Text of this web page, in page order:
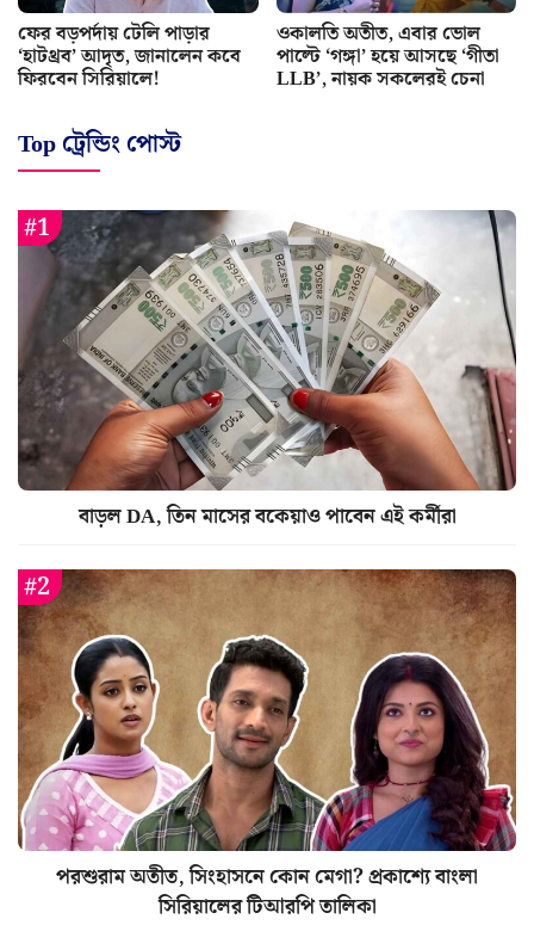
ফের বড়পর্দায় টেলি পাড়ার
‘হাটথ্রব’ আদৃত, জানালেন কবে
ফিরবেন সিরিয়ালে!
ওকালতি অতীত, এবার ভোল
পাল্টে ‘গঙ্গা’ হয়ে আসছে ‘গীতা
LLB’, নায়ক সকলেরই চেনা
Top ট্রেন্ডিং পোস্ট
বাড়ল DA, তিন মাসের বকেয়াও পাবেন এই কর্মীরা
পরশুরাম অতীত, সিংহাসনে কোন মেগা? প্রকাশ্যে বাংলা
সিরিয়ালের টিআরপি তালিকা